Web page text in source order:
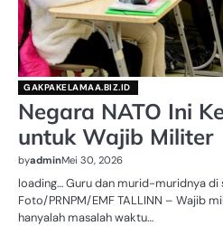
GAKPAKELAMAA.BIZ.ID
Negara NATO Ini
untuk Wajib Militer
byadminMei 30, 2026
loading… Guru dan murid-muridnya di
Foto/PRNPM/EMF TALLINN – Wajib
hanyalah masalah waktu…